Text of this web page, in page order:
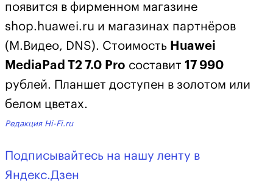
появится в фирменном магазине
shop.huawei.ru и магазинах партнёров
(М.Видео, DNS). Стоимость Huawei
MediaPad T2 7.0 Pro составит 17 990
рублей. Планшет доступен в золотом или
белом цветах.
Редакция Hi-Fi.ru
Подписывайтесь на нашу ленту в
Яндекс.Дзен